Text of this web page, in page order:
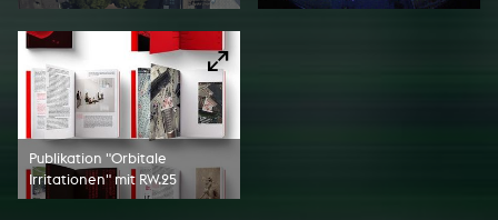
Publikation "Orbitale
Irritationen" mit RW.25